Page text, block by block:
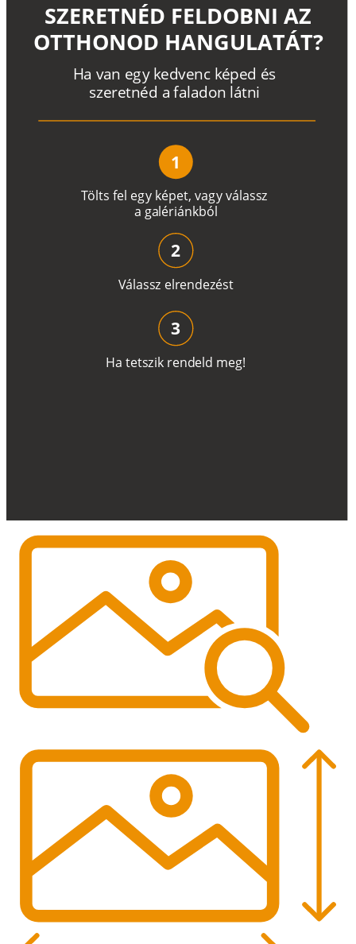
Tölts fel egy képet, vagyválassz
a galériánkból
Ha van egy kedvenc képed és
szeretnéd a faladon látni
SZERETNÉD FELDOBNI AZ
OTTHONOD HANGULATÁT?
1
Válassz elrendezést
2
Ha tetszik rendeld meg!
3